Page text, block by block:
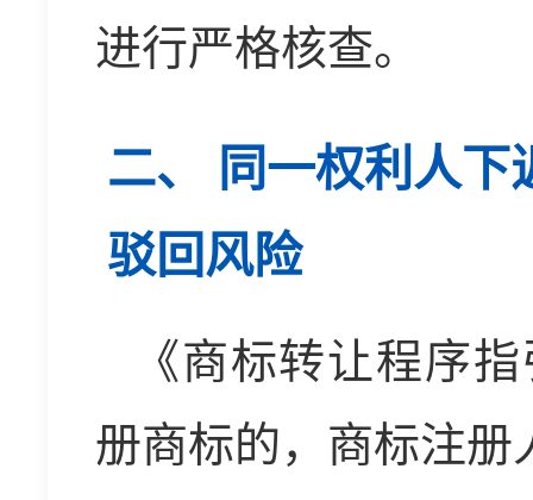
进行严格核查。
二、 同一权利人下
驳回风险
《商标转让程序
册商标的，商标注